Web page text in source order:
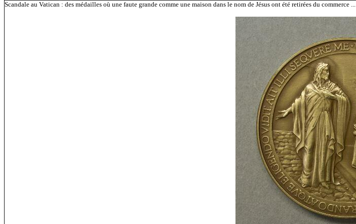
Scandale au Vatican : des médailles où une faute grande comme une maison dans le nom de Jésus ont été retirées du commerce ...